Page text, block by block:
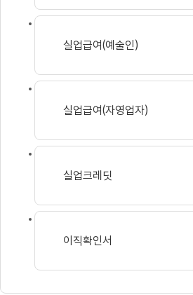
실업급여(예술인)
실업급여(자영업자)
실업크레딧
이직확인서